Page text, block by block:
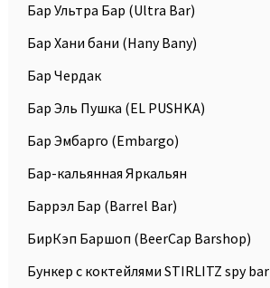
Бар Ультра Бар (Ultra Bar)
Бар Хани бани (Hany Bany)
Бар Чердак
Бар Эль Пушка (EL PUSHKA)
Бар Эмбарго (Embargo)
Бар-кальянная Яркальян
Баррэл Бар (Barrel Bar)
БирКэп Баршоп (BeerCap Barshop)
Бункер с коктейлями STIRLITZ spy bar